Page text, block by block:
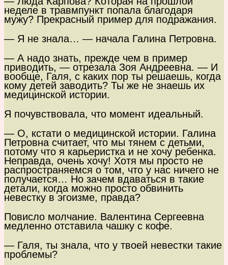
неделе в травмпункт попала благодаря
мужу? Прекрасный пример для подражания.
— Я не знала… — начала Галина Петровна.
— А надо знать, прежде чем в пример
приводить, — отрезала Зоя Андреевна. — И
вообще, Галя, с каких пор ты решаешь, когда
кому детей заводить? Ты же не знаешь их
медицинской истории.
Я почувствовала, что момент идеальный.
— О, кстати о медицинской истории. Галина
Петровна считает, что мы тянем с детьми,
потому что я карьеристка и не хочу ребенка.
Неправда, очень хочу! Хотя мы просто не
распространяемся о том, что у нас ничего не
получается… Но зачем вдаваться в такие
детали, когда можно просто обвинить
невестку в эгоизме, правда?
Повисло молчание. Валентина Сергеевна
медленно отставила чашку с кофе.
— Галя, ты знала, что у твоей невестки такие
проблемы?